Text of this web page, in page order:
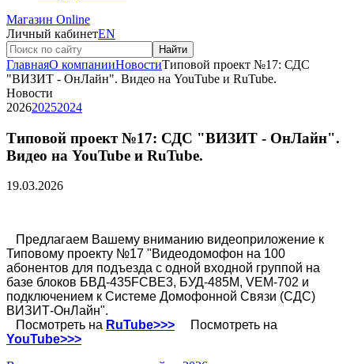
Магазин Online
Личный кабинетEN
Найти
ГлавнаяО компанииНовостиТиповой проект №17: СДС
"ВИЗИТ - ОнЛайн". Видео на YouTube и RuTube.
Новости
202620252024
Типовой проект №17: СДС "ВИЗИТ - ОнЛайн".
Видео на YouTube и RuTube.
19.03.2026
Предлагаем Вашему вниманию видеоприложение к
Типовому проекту №17 "Видеодомофон на 100
абонентов для подъезда с одной входной группой на
базе блоков БВД-435FCBE3, БУД-485М, VEM-702 и
подключением к Системе Домофонной Связи (СДС)
ВИЗИТ-ОнЛайн".
Посмотреть на RuTube>>> Посмотреть на
YouTube>>>